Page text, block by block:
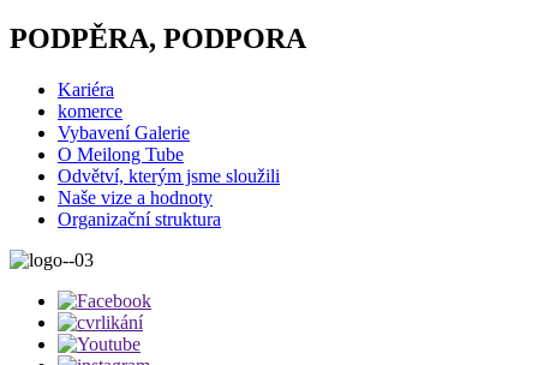
PODPĚRA, PODPORA
Kariéra
komerce
Vybavení Galerie
O Meilong Tube
Odvětví, kterým jsme sloužili
Naše vize a hodnoty
Organizační struktura